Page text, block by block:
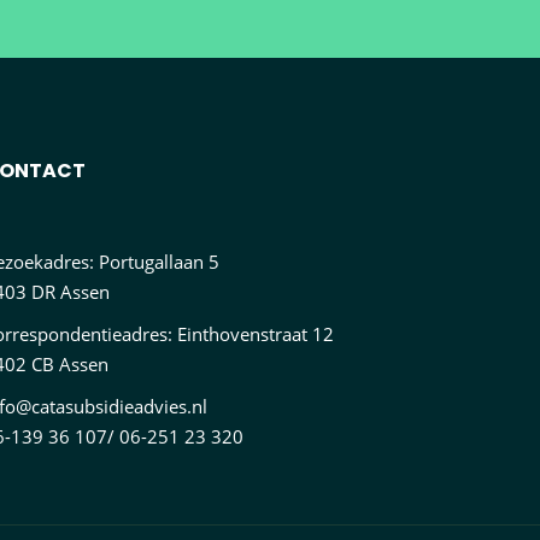
Portugallaan 5
DR Assen
Einthovenstraat 12
CB Assen
139 36 107/ 06-251 23 320